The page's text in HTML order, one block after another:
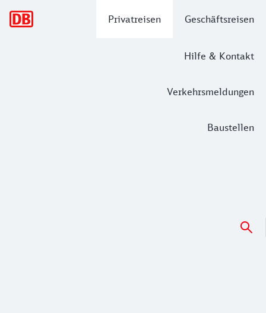
Privatreisen Geschäftsreisen
Hilfe & Kontakt
Verkehrsmeldungen
Baustellen